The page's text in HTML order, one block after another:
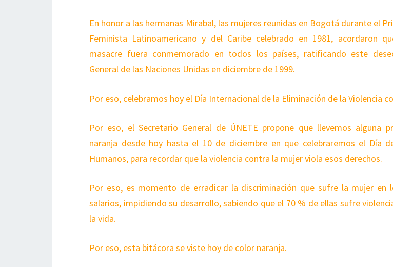
En honor a las hermanas Mirabal, las mujeres reunidas en Bogotá durante el
Feminista Latinoamericano y del Caribe celebrado en 1981, acordaron
masacre fuera conmemorado en todos los países, ratificando este
General de las Naciones Unidas en diciembre de 1999.
Por eso, celebramos hoy el Día Internacional de la Eliminación de la Violencia
Por eso, el Secretario General de ÚNETE propone que llevemos alguna
naranja desde hoy hasta el 10 de diciembre en que celebraremos el Día
Humanos, para recordar que la violencia contra la mujer viola esos derechos.
Por eso, es momento de erradicar la discriminación que sufre la mujer en
salarios, impidiendo su desarrollo, sabiendo que el 70 % de ellas sufre
la vida.
Por eso, esta bitácora se viste hoy de color naranja.